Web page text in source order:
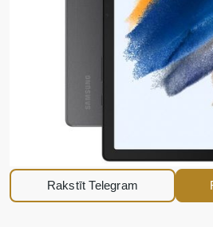
Rakstīt Telegram